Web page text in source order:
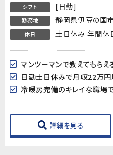
シフト [日勤]
勤務地 静岡県伊豆の国
休日 土日休み 年間休
マンツーマンで教えてもら
日勤土日休みで月収22万
冷暖房完備のキレイな職場
詳細を見る